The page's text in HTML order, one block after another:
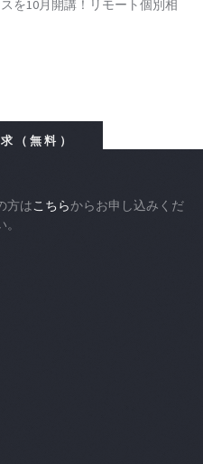
を10月開講！リモート個別相
（無料）
方はこちらからお申し込みくだ